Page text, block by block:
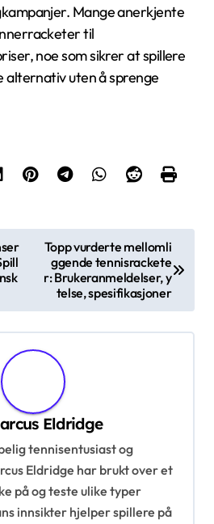
Mange anerkjente
til
noe som sikrer at spillere
alternativ uten å sprenge
Topp vurderte mellomli
ggende tennisrackete
r: Brukeranmeldelser, y
telse, spesifikasjoner
Eldridge
tennisentusiast og
Eldridge har brukt over et
på og teste ulike typer
innsikter hjelper spillere på